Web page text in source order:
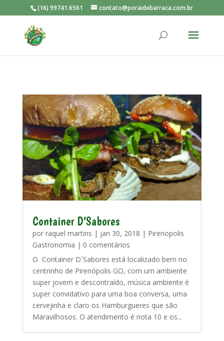
(16) 99741.6561 contato@poraidebarraca.com.br
Container D’Sabores
por raquel martins | jan 30, 2018 | Pirenopolis
Gastronomia | 0 comentários
O Container D´Sabores está localizado bem no
centrinho de Pirenópolis GO, com um ambiente
super jovem e descontraído, música ambiente é
super convidativo para uma boa conversa, uma
cervejinha e claro os Hamburgueres que são
Maravilhosos. O atendimento é nota 10 e os...